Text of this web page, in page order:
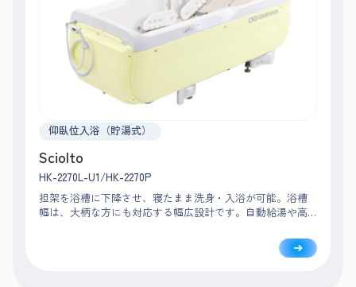
仰臥位入浴（貯湯式）
Sciolto
HK-2270L-U1/HK-2270P
担架を浴槽に下降させ、寝たまま洗身・入浴が可能。浴槽
幅は、大柄な方にも対応する幅広設計です。自動給湯や高